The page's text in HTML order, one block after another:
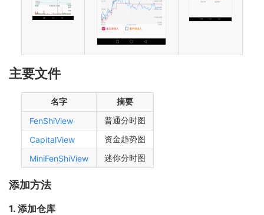
主要文件
名字
摘要
FenShiView
普通分时图
CapitalView
资金趋势图
MiniFenShiView
迷你分时图
添加方法
1. 添加仓库